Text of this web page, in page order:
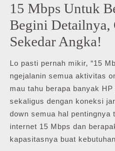
15 Mbps Untuk
Begini Detailnya,
Sekedar Angka!
Lo pasti pernah mikir, “15
ngejalanin semua aktivitas
mau tahu berapa banyak
sekaligus dengan koneksi
down semua hal pentingnya
internet 15 Mbps dan
kapasitasnya buat